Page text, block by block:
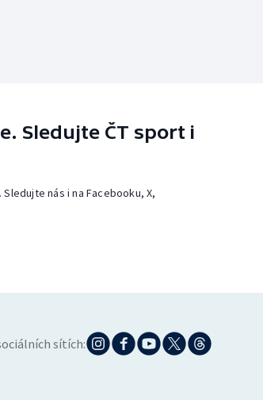
Sledujte ČT sport i
nás i na Facebooku, X,
sítích: